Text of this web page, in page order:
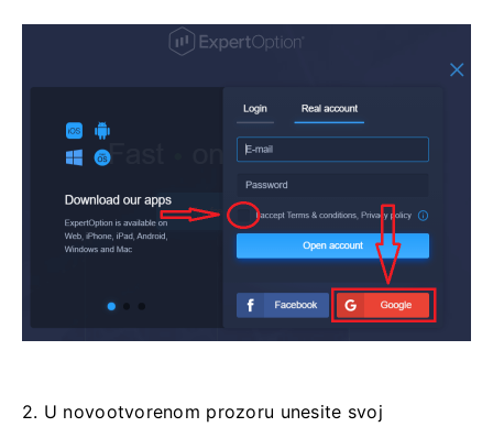
2. U novootvorenom prozoru unesite svoj